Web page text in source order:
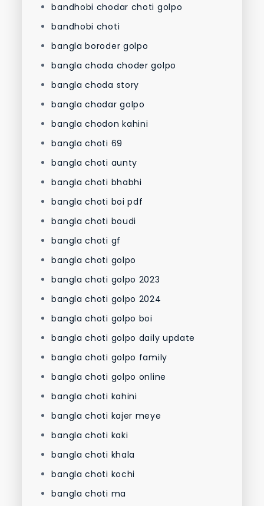
bandhobi chodar choti golpo
bandhobi choti
bangla boroder golpo
bangla choda choder golpo
bangla choda story
bangla chodar golpo
bangla chodon kahini
bangla choti 69
bangla choti aunty
bangla choti bhabhi
bangla choti boi pdf
bangla choti boudi
bangla choti gf
bangla choti golpo
bangla choti golpo 2023
bangla choti golpo 2024
bangla choti golpo boi
bangla choti golpo daily update
bangla choti golpo family
bangla choti golpo online
bangla choti kahini
bangla choti kajer meye
bangla choti kaki
bangla choti khala
bangla choti kochi
bangla choti ma